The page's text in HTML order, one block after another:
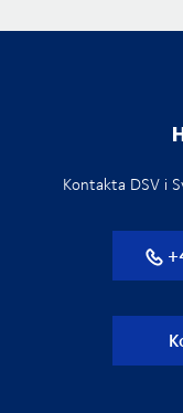
Kontakta DSV i